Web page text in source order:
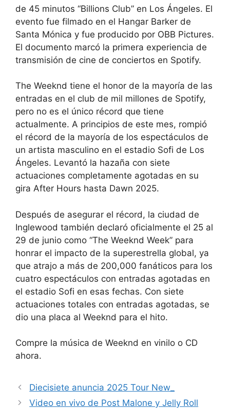
de 45 minutos “Billions Club” en Los Ángeles. El
evento fue filmado en el Hangar Barker de
Santa Mónica y fue producido por OBB Pictures.
El documento marcó la primera experiencia de
transmisión de cine de conciertos en Spotify.
The Weeknd tiene el honor de la mayoría de las
entradas en el club de mil millones de Spotify,
pero no es el único récord que tiene
actualmente. A principios de este mes, rompió
el récord de la mayoría de los espectáculos de
un artista masculino en el estadio Sofi de Los
Ángeles. Levantó la hazaña con siete
actuaciones completamente agotadas en su
gira After Hours hasta Dawn 2025.
Después de asegurar el récord, la ciudad de
Inglewood también declaró oficialmente el 25 al
29 de junio como “The Weeknd Week” para
honrar el impacto de la superestrella global, ya
que atrajo a más de 200,000 fanáticos para los
cuatro espectáculos con entradas agotadas en
el estadio Sofi en esas fechas. Con siete
actuaciones totales con entradas agotadas, se
dio una placa al Weeknd para el hito.
Compre la música de Weeknd en vinilo o CD
ahora.
Diecisiete anuncia 2025 Tour New_
Video en vivo de Post Malone y Jelly Roll